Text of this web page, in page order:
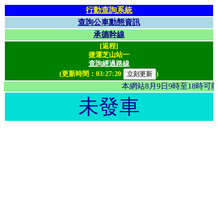
行動查詢系統
查詢公車動態資訊
承德幹線
[返程]
捷運芝山站一
查詢經過路線
(更新時間： 03:27:20 )
本網站8月9日9時至18
未發車